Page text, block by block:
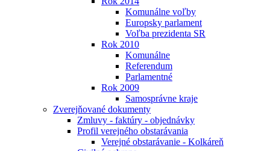
Komunálne voľby
Europsky parlament
Voľba prezidenta SR
Rok 2010
Komunálne
Referendum
Parlamentné
Rok 2009
Samosprávne kraje
Zverejňované dokumenty
Zmluvy - faktúry - objednávky
Profil verejného obstarávania
Verejné obstarávanie - Kolkáreň